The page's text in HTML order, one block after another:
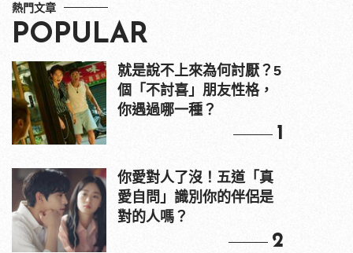
熱門文章
POPULAR
就是說不上來為何討厭？5
個「不討喜」朋友性格，
你遇過哪一種？
1
你愛對人了沒！五道「真
愛自問」識別你的伴侶是
對的人嗎？
2